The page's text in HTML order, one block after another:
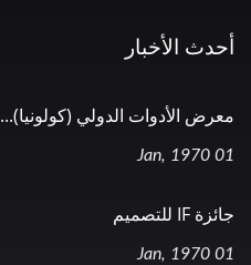
أحدث الأخبار
معرض الأدوات الدولي (كولونيا)...
01 Jan, 1970
جائزة IF للتصميم
01 Jan, 1970